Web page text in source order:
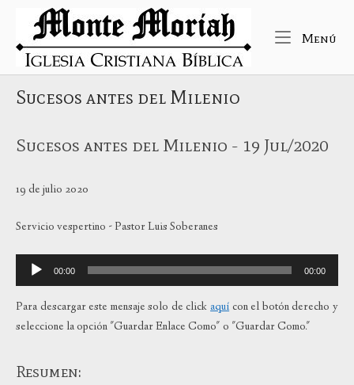
contenido
Inicio
Menú
Sucesos antes del Milenio
Sucesos antes del Milenio - 19 Jul/2020
19 de julio 2020
Servicio vespertino - Pastor Luis Soberanes
Reproductor
de
audio
00:00 00:00
Para descargar este mensaje solo de clickaquí con el botón derecho y
seleccione la opción "Guardar Enlace Como" o "Guardar Como."
Resumen: